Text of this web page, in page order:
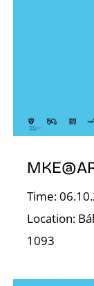
Time:
Location:
1093